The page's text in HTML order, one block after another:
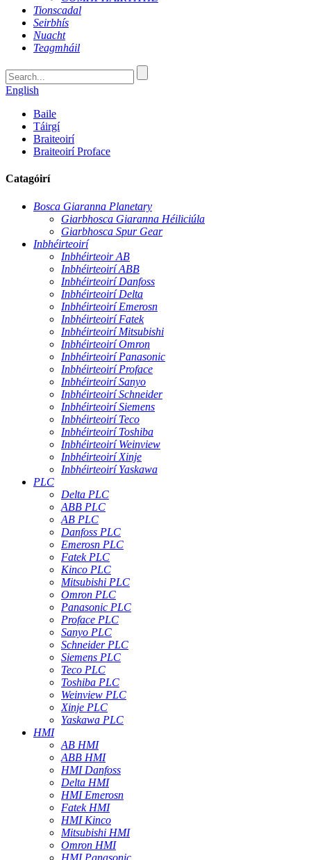
Tionscadal
Seirbhís
Nuacht
Teagmháil
English
Baile
Táirgí
Braiteoirí
Braiteoirí Proface
Catagóirí
Bosca Giaranna Planetary
Giarbhosca Giaranna Héiliciúla
Giarbhosca Spur Gear
Inbhéirteoirí
Inbhéirteoir AB
Inbhéirteoirí ABB
Inbhéirteoirí Danfoss
Inbhéirteoirí Delta
Inbhéirteoirí Emerosn
Inbhéirteoirí Fatek
Inbhéirteoirí Mitsubishi
Inbhéirteoirí Omron
Inbhéirteoirí Panasonic
Inbhéirteoirí Proface
Inbhéirteoirí Sanyo
Inbhéirteoirí Schneider
Inbhéirteoirí Siemens
Inbhéirteoirí Teco
Inbhéirteoirí Toshiba
Inbhéirteoirí Weinview
Inbhéirteoirí Xinje
Inbhéirteoirí Yaskawa
PLC
Delta PLC
ABB PLC
AB PLC
Danfoss PLC
Emerosn PLC
Fatek PLC
Kinco PLC
Mitsubishi PLC
Omron PLC
Panasonic PLC
Proface PLC
Sanyo PLC
Schneider PLC
Siemens PLC
Teco PLC
Toshiba PLC
Weinview PLC
Xinje PLC
Yaskawa PLC
HMI
AB HMI
ABB HMI
HMI Danfoss
Delta HMI
HMI Emerosn
Fatek HMI
HMI Kinco
Mitsubishi HMI
Omron HMI
HMI Panasonic